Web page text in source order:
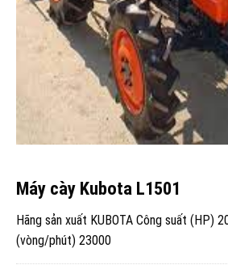
Máy cày Kubota L1501
Hãng sản xuất KUBOTA Công suất (HP)
(vòng/phút) 23000